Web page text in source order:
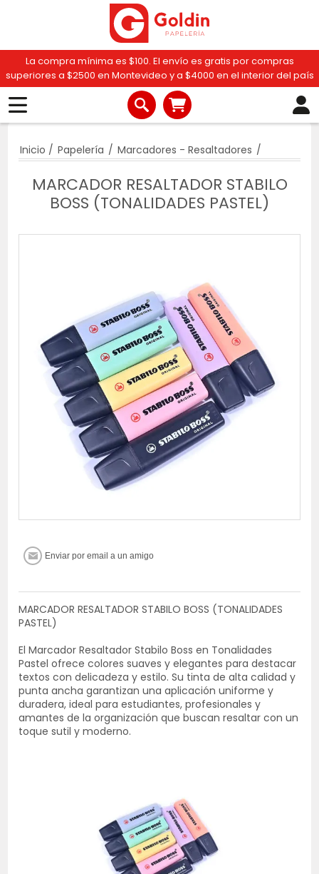
La compra mínima es $100. El envío es gratis por compras
superiores a $2500 en Montevideo y a $4000 en el interior del país
Inicio / Papelería / Marcadores - Resaltadores /
MARCADOR RESALTADOR STABILO
BOSS (TONALIDADES PASTEL)
MARCADOR RESALTADOR STABILO BOSS (TONALIDADES
PASTEL)
El Marcador Resaltador Stabilo Boss en Tonalidades
Pastel ofrece colores suaves y elegantes para destacar
textos con delicadeza y estilo. Su tinta de alta calidad y
punta ancha garantizan una aplicación uniforme y
duradera, ideal para estudiantes, profesionales y
amantes de la organización que buscan resaltar con un
toque sutil y moderno.